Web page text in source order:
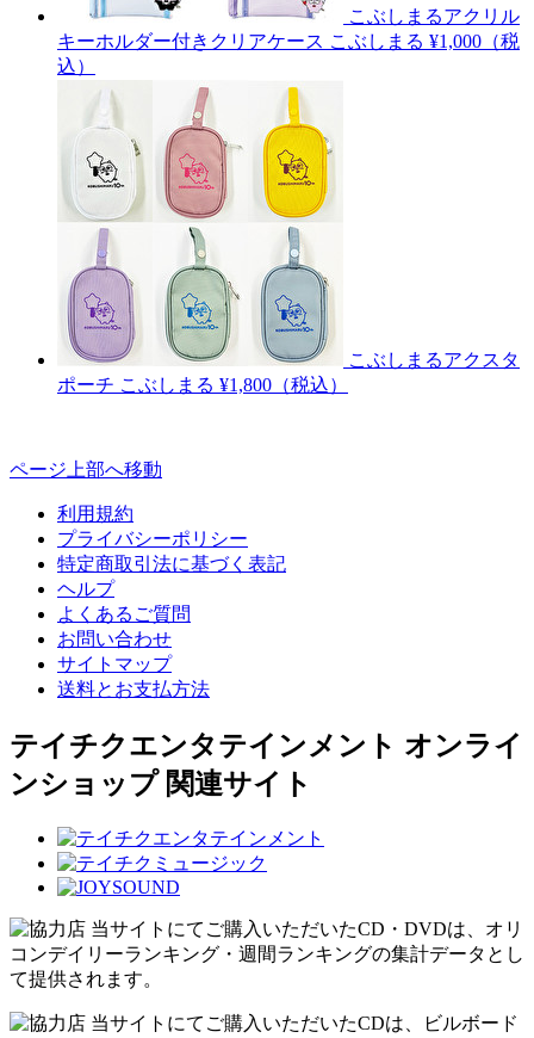
こぶしまるアクリル
キーホルダー付きクリアケース こぶしまる ¥1,000（税
込）
こぶしまるアクスタ
ポーチ こぶしまる ¥1,800（税込）
ページ上部へ移動
利用規約
プライバシーポリシー
特定商取引法に基づく表記
ヘルプ
よくあるご質問
お問い合わせ
サイトマップ
送料とお支払方法
テイチクエンタテインメント オンライ
ンショップ 関連サイト
当サイトにてご購入いただいたCD・DVDは、オリ
コンデイリーランキング・週間ランキングの集計データとし
て提供されます。
当サイトにてご購入いただいたCDは、ビルボード